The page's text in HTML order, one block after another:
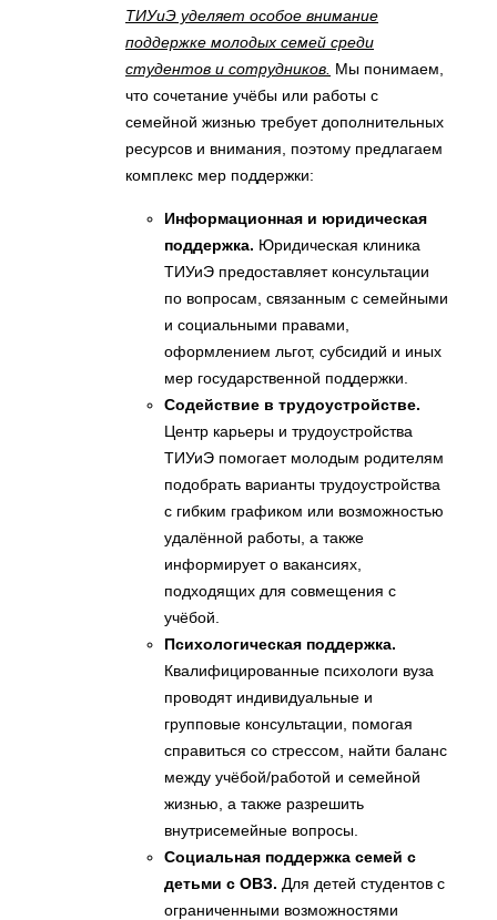
ТИУиЭ уделяет особое внимание
поддержке молодых семей среди
студентов и сотрудников. Мы понимаем,
что сочетание учёбы или работы с
семейной жизнью требует дополнительных
ресурсов и внимания, поэтому предлагаем
комплекс мер поддержки:
Информационная и юридическая
поддержка. Юридическая клиника
ТИУиЭ предоставляет консультации
по вопросам, связанным с семейными
и социальными правами,
оформлением льгот, субсидий и иных
мер государственной поддержки.
Содействие в трудоустройстве.
Центр карьеры и трудоустройства
ТИУиЭ помогает молодым родителям
подобрать варианты трудоустройства
с гибким графиком или возможностью
удалённой работы, а также
информирует о вакансиях,
подходящих для совмещения с
учёбой.
Психологическая поддержка.
Квалифицированные психологи вуза
проводят индивидуальные и
групповые консультации, помогая
справиться со стрессом, найти баланс
между учёбой/работой и семейной
жизнью, а также разрешить
внутрисемейные вопросы.
Социальная поддержка семей с
детьми с ОВЗ. Для детей студентов с
ограниченными возможностями